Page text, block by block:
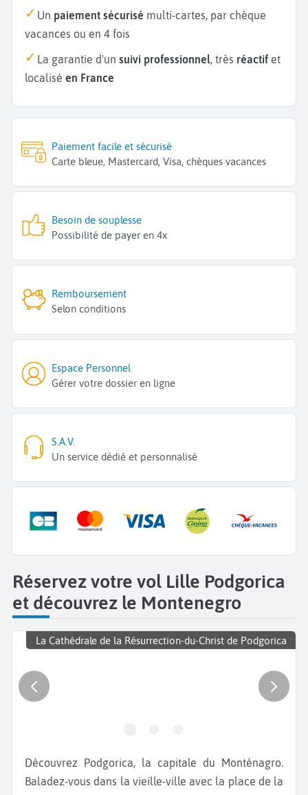
Un paiement sécurisé multi-cartes, par chèque
vacances ou en 4 fois
La garantie d'un suivi professionnel, très réactif et
localisé en France
Paiement facile et sécurisé
Carte bleue, Mastercard, Visa, chèques vacances
Besoin de souplesse
Possibilité de payer en 4x
Remboursement
Selon conditions
Espace Personnel
Gérer votre dossier en ligne
S.A.V.
Un service dédié et personnalisé
Réservez votre vol Lille Podgorica
et découvrez le Montenegro
La Cathédrale de la Résurrection-du-Christ de Podgorica
Découvrez Podgorica, la capitale du Monténagro.
Baladez-vous dans la vieille-ville avec la place de la